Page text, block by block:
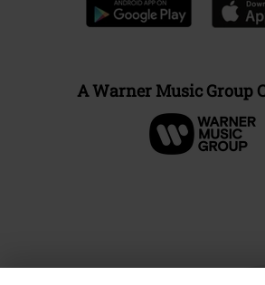
A Warner Music Group